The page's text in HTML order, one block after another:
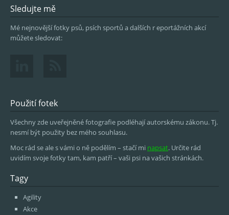
Sledujte mě
Mé nejnovější fotky psů, psích sportů a dalších r eportážních akcí
můžete sledovat:
Použití fotek
Všechny zde uveřejněné fotografie podléhají autorskému zákonu. Tj.
nesmí být použity bez mého souhlasu.
Moc rád se ale s vámi o ně podělím – stačí mi napsat. Určite rád
uvidím svoje fotky tam, kam patří – vaši psi na vašich stránkách.
Tagy
Agility
Akce